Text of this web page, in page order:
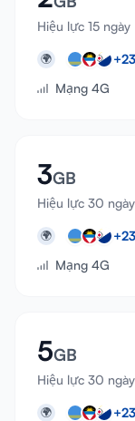
Hiệu lực 15 ngày
🌍 +23
Mạng 4G
3GB
Hiệu lực 30 ngày
🌍 +23
Mạng 4G
5GB
Hiệu lực 30 ngày
🌍 +23